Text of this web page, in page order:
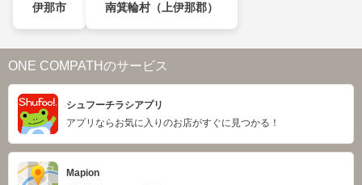
伊那市 南箕輪村（上伊那郡）
ONE COMPATHのサービス
シュフーチラシアプリ
アプリならお気に入りのお店がすぐに見つかる！
Mapion